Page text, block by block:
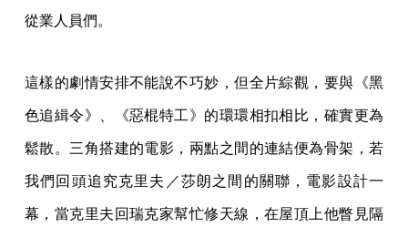
從業人員們。
這樣的劇情安排不能說不巧妙，但全片綜觀，要與《黑
色追緝令》、《惡棍特工》的環環相扣相比，確實更為
鬆散。三角搭建的電影，兩點之間的連結便為骨架，若
我們回頭追究克里夫／莎朗之間的關聯，電影設計一
幕，當克里夫回瑞克家幫忙修天線，在屋頂上他瞥見隔